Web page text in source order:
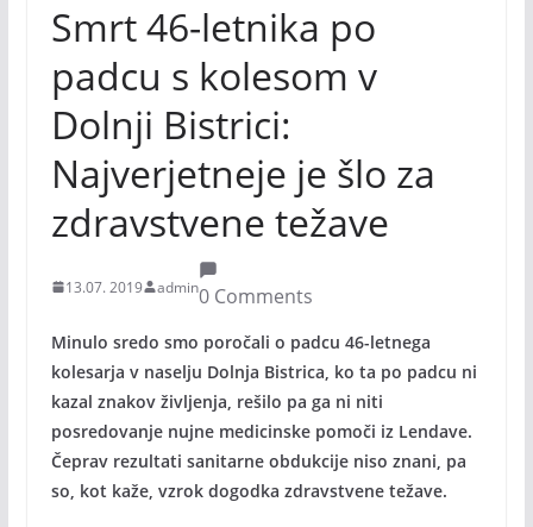
Smrt 46-letnika po
padcu s kolesom v
Dolnji Bistrici:
Najverjetneje je šlo za
zdravstvene težave
13.07. 2019 admin0 Comments
Minulo sredo smo poročali o padcu 46-letnega
kolesarja v naselju Dolnja Bistrica, ko ta po padcu ni
kazal znakov življenja, rešilo pa ga ni niti
posredovanje nujne medicinske pomoči iz Lendave.
Čeprav rezultati sanitarne obdukcije niso znani, pa
so, kot kaže, vzrok dogodka zdravstvene težave.